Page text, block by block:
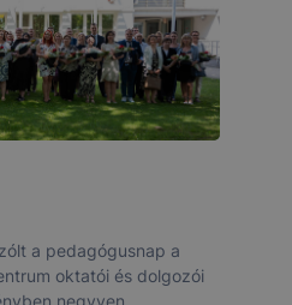
a pedagógusnap a
oktatói és dolgozói
negyven